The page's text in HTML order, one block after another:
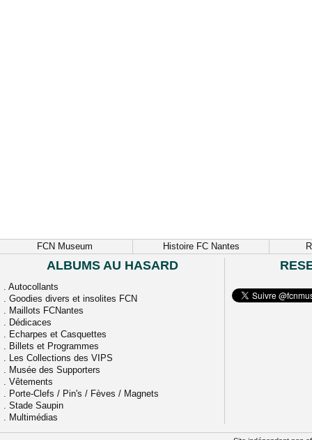
FCN Museum Histoire FC Nantes
ALBUMS AU HASARD
. Autocollants
. Goodies divers et insolites FCN
. Maillots FCNantes
. Dédicaces
. Echarpes et Casquettes
. Billets et Programmes
. Les Collections des VIPS
. Musée des Supporters
. Vêtements
. Porte-Clefs / Pin's / Fèves / Magnets
. Stade Saupin
. Multimédias